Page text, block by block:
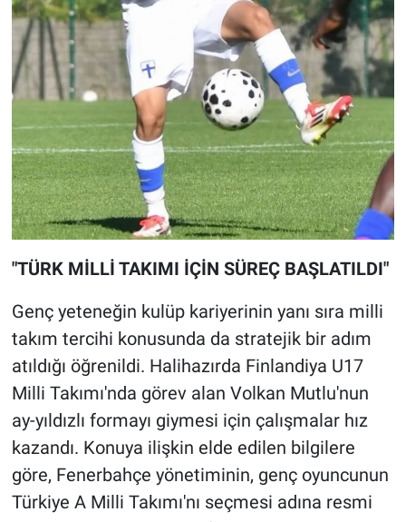
"TÜRK MİLLİ TAKIMI İÇİN SÜREÇ BAŞLATILDI"
Genç yeteneğin kulüp kariyerinin yanı sıra milli
takım tercihi konusunda da stratejik bir adım
atıldığı öğrenildi. Halihazırda Finlandiya U17
Milli Takımı'nda görev alan Volkan Mutlu'nun
ay-yıldızlı formayı giymesi için çalışmalar hız
kazandı. Konuya ilişkin elde edilen bilgilere
göre, Fenerbahçe yönetiminin, genç oyuncunun
Türkiye A Milli Takımı'nı seçmesi adına resmi